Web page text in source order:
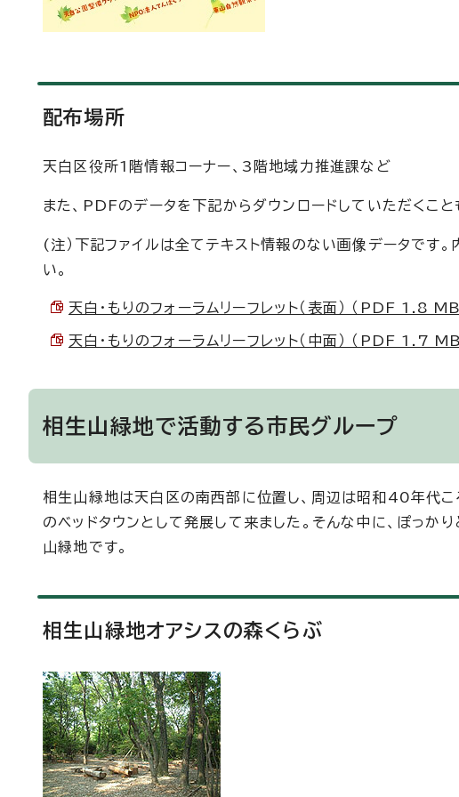
配布場所
天白区役所1階情報コーナー、3階地域力推進課など
また、PDFのデータを下記からダウンロードしていただくこと
(注）下記ファイルは全てテキスト情報のない画像データです
い。
天白・もりのフォーラムリーフレット（表面） （PDF 1.8 MB
天白・もりのフォーラムリーフレット（中面） （PDF 1.7 MB
相生山緑地で活動する市民グループ
相生山緑地は天白区の南西部に位置し、周辺は昭和40年代
のベッドタウンとして発展して来ました。そんな中に、ぽっ
山緑地です。
相生山緑地オアシスの森くらぶ